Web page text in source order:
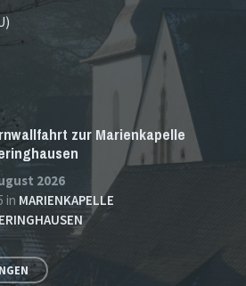
zur Marienkapelle
2026
in MARIENKAPELLE